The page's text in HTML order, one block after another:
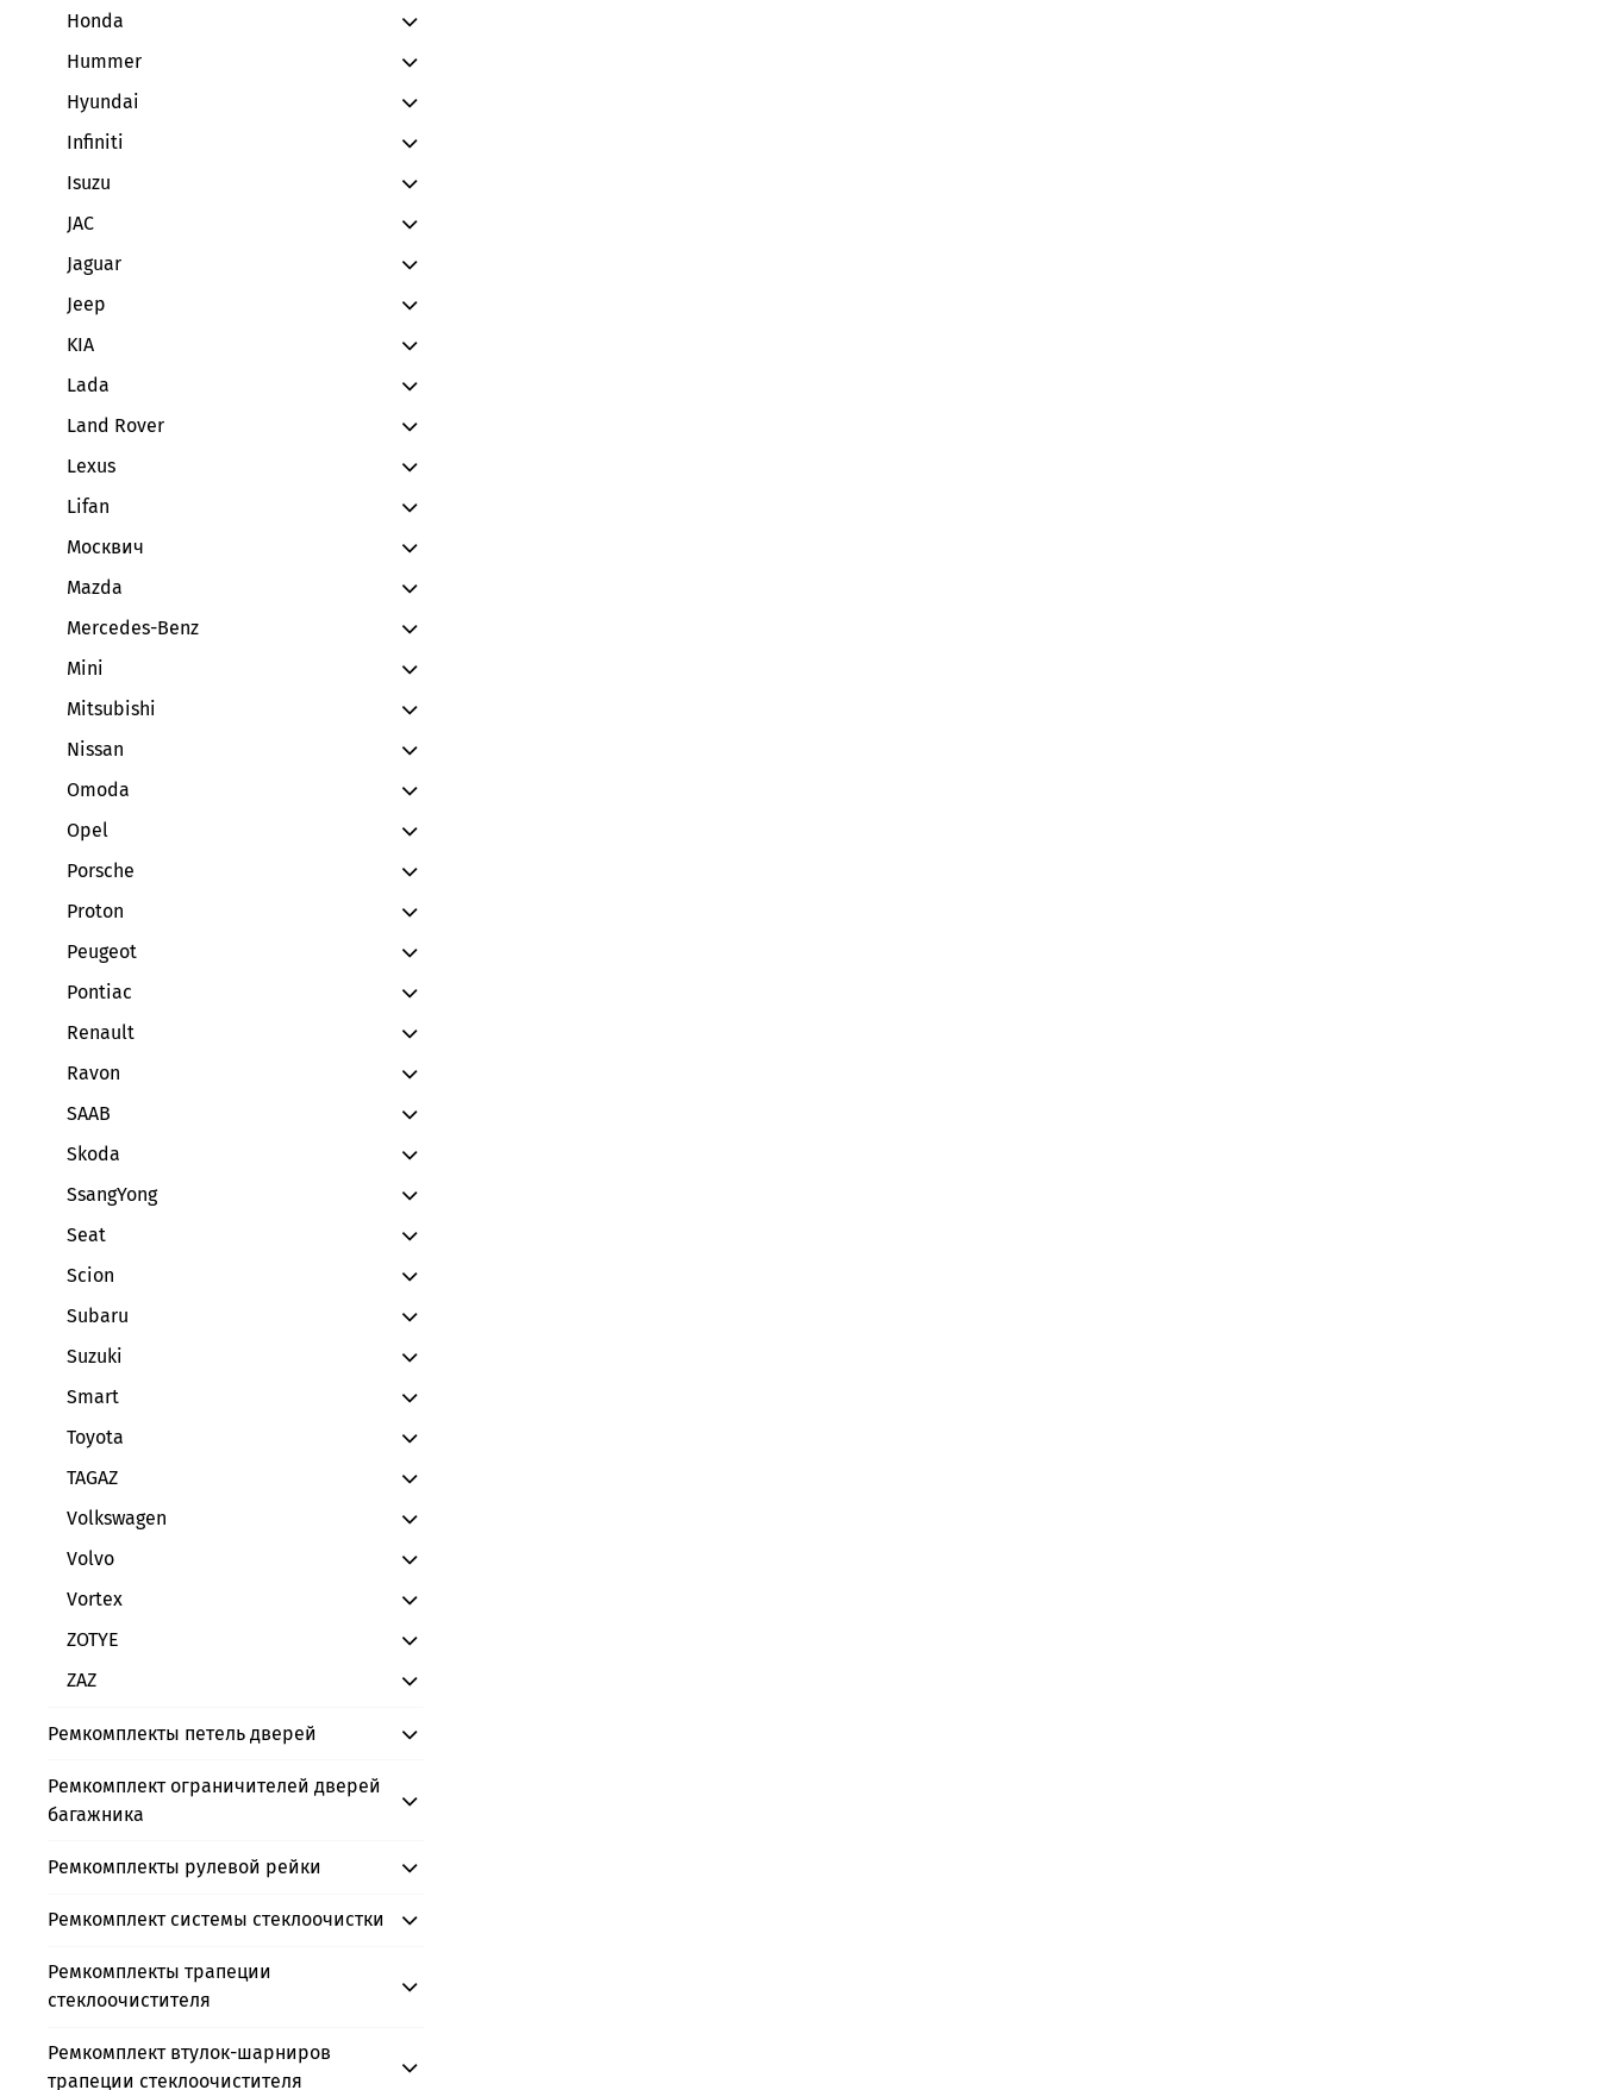
Honda
Hummer
Hyundai
Infiniti
Isuzu
JAC
Jaguar
Jeep
KIA
Lada
Land Rover
Lexus
Lifan
Москвич
Mazda
Mercedes-Benz
Mini
Mitsubishi
Nissan
Omoda
Opel
Porsche
Proton
Peugeot
Pontiac
Renault
Ravon
SAAB
Skoda
SsangYong
Seat
Scion
Subaru
Suzuki
Smart
Toyota
TAGAZ
Volkswagen
Volvo
Vortex
ZOTYE
ZAZ
Ремкомплекты петель дверей
Ремкомплект ограничителей дверей
багажника
Ремкомплекты рулевой рейки
Ремкомплект системы стеклоочистки
Ремкомплекты трапеции
стеклоочистителя
Ремкомплект втулок-шарниров
трапеции стеклоочистителя